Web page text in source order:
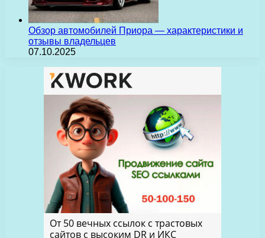
Обзор автомобилей Приора — характеристики и
отзывы владельцев
07.10.2025